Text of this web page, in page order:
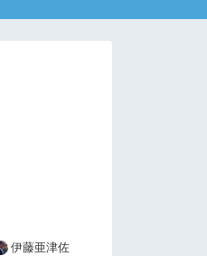
伊藤亜津佐